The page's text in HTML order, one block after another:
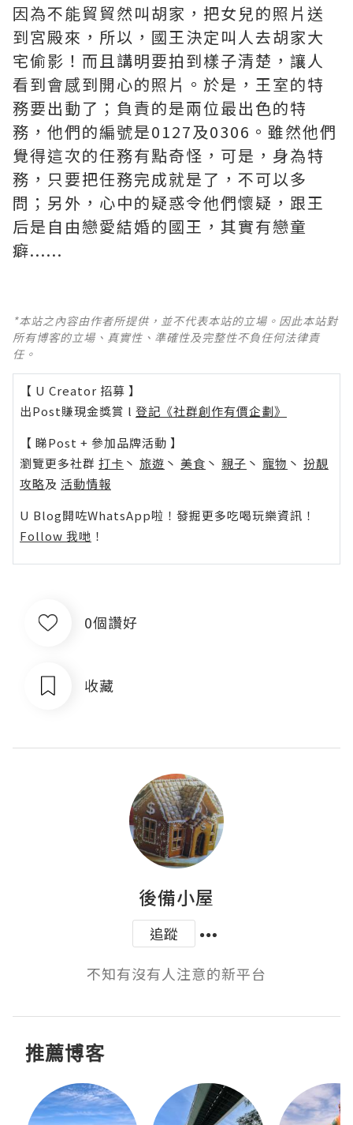
因為不能貿貿然叫胡家，把女兒的照片送
到宮殿來，所以，國王決定叫人去胡家大
宅偷影！而且講明要拍到樣子清楚，讓人
看到會感到開心的照片。於是，王室的特
務要出動了；負責的是兩位最出色的特
務，他們的編號是0127及0306。雖然他們
覺得這次的任務有點奇怪，可是，身為特
務，只要把任務完成就是了，不可以多
問；另外，心中的疑惑令他們懷疑，跟王
后是自由戀愛結婚的國王，其實有戀童
癖......
*本站之內容由作者所提供，並不代表本站的立場。因此本站對
所有博客的立場、真實性、準確性及完整性不負任何法律責
任。
【 U Creator 招募 】
出Post賺現金獎賞 l 登記《社群創作有價企劃》
【 睇Post + 參加品牌活動 】
瀏覽更多社群 打卡 丶 旅遊 丶 美食 丶 親子 丶 寵物 丶 扮靚
攻略及 活動情報
U Blog開咗WhatsApp啦！發掘更多吃喝玩樂資訊！
Follow 我哋 ！
0個讚好
收藏
後備小屋
追蹤
不知有沒有人注意的新平台
推薦博客